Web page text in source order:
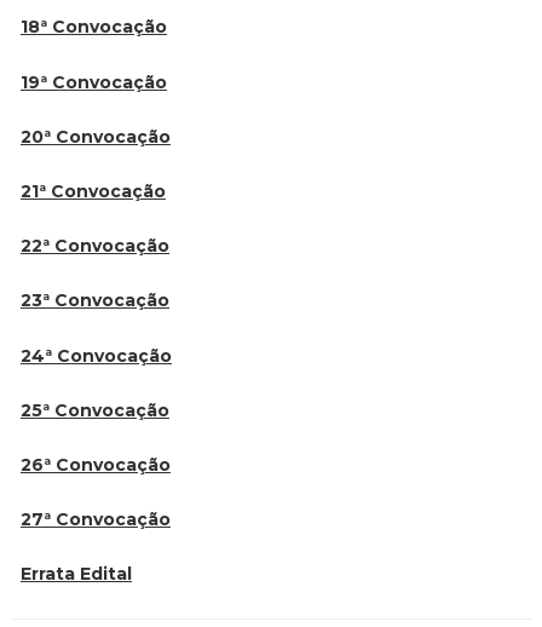
18ª Convocação
19ª Convocação
20ª Convocação
21ª Convocação
22ª Convocação
23ª Convocação
24ª Convocação
25ª Convocação
26ª Convocação
27ª Convocação
Errata Edital